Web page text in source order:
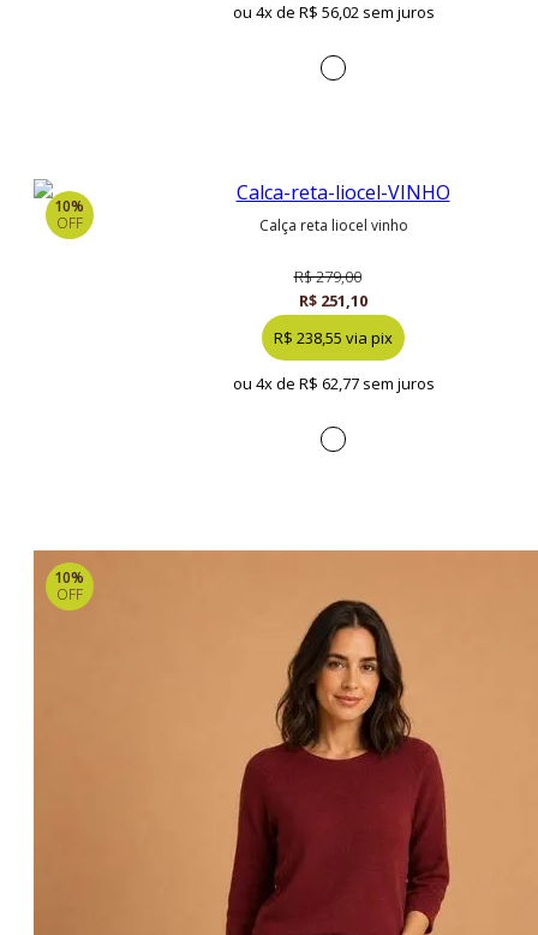
ou 4x de R$ 56,02 sem juros
10%
OFF
calça reta liocel vinho
R$ 279,00
R$ 251,10
R$ 238,55 via pix
ou 4x de R$ 62,77 sem juros
10%
OFF